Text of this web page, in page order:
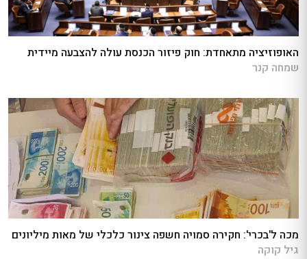
האופוזיציה מתאחדת: חוק פיזור הכנסת עולה להצבעה מיידית
שמחה קנר
מכה ל'בכרי': חקירה סמויה חשפה צינור כלכלי של מאות מיליונים
גיל קוקה